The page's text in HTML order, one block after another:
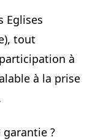
Eglises
tout
à
à la prise
?